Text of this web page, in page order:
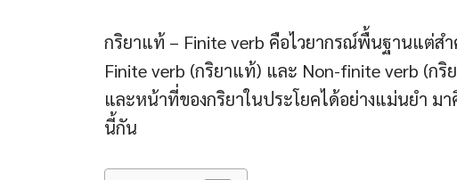
กริยาแท้ – Finite verb คือไวยากรณ์พื้นฐานแต่ส
Finite verb (กริยาแท้) และ Non-finite verb (กริ
และหน้าที่ของกริยาในประโยคได้อย่างแม่นยำ ม
นี้กัน